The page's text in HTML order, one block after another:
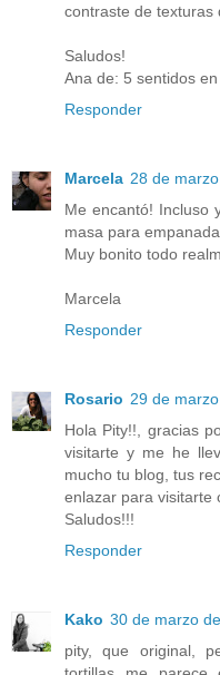
contraste de texturas
Saludos!
Ana de: 5 sentidos
Responder
Marcela 28 de
Me encantó! Incluso
masa para
Muy bonito todo
Marcela
Responder
Rosario 29 de
Hola Pity!!, gracias
visitarte y me he
mucho tu blog, tus
enlazar para visitarte
Saludos!!!
Responder
Kako 30 de marzo
pity, que original,